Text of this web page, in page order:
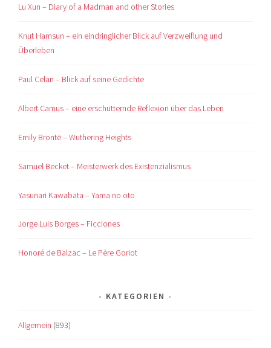
Lu Xun – Diary of a Madman and other Stories
Knut Hamsun – ein eindringlicher Blick auf Verzweiflung und
Überleben
Paul Celan – Blick auf seine Gedichte
Albert Camus – eine erschütternde Reflexion über das Leben
Emily Brontë – Wuthering Heights
Samuel Becket – Meisterwerk des Existenzialismus
Yasunari Kawabata – Yama no oto
Jorge Luis Borges – Ficciones
Honoré de Balzac – Le Père Goriot
KATEGORIEN
Allgemein (893)